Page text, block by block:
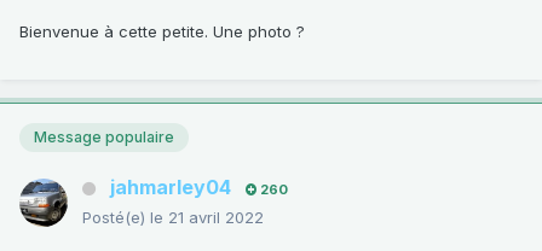
Bienvenue à cette petite. Une photo ?
Message populaire
jahmarley04 260
Posté(e) le 21 avril 2022